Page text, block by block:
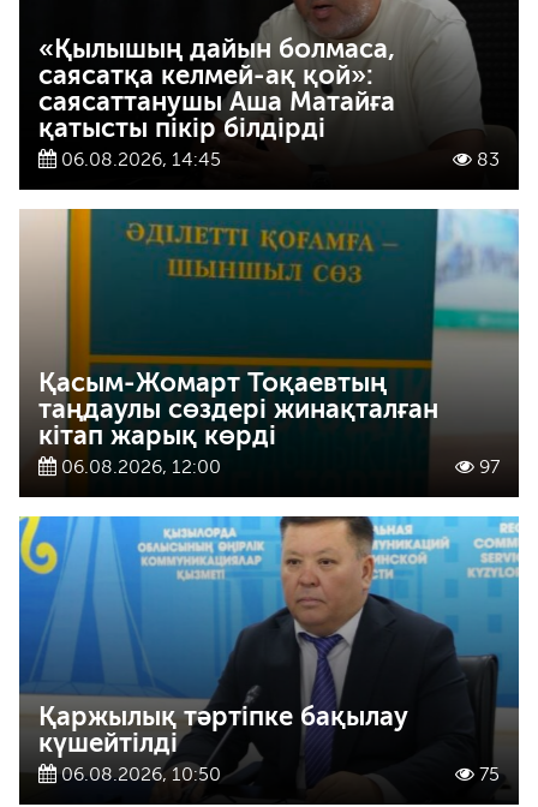
«Қылышың дайын болмаса,
саясатқа келмей-ақ қой»:
саясаттанушы Аша Матайға
қатысты пікір білдірді
06.08.2026, 14:45 83
Қасым-Жомарт Тоқаевтың
таңдаулы сөздері жинақталған
кітап жарық көрді
06.08.2026, 12:00 97
Қаржылық тәртіпке бақылау
күшейтілді
06.08.2026, 10:50 75